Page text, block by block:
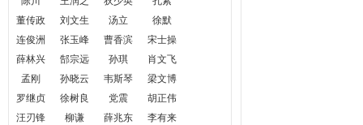
董传政
刘文生 汤立
徐默
连俊洲
张玉峰 曹香滨
宋士操
薛林兴
郜宗远 孙琪
肖文飞
孟刚
孙晓云 韦斯琴
梁文博
罗继贞
徐树良 党震
胡正伟
汪刃锋
柳谦 薛兆东
李有来